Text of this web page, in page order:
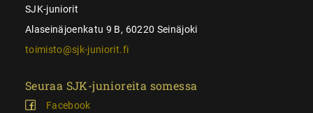
SJK-juniorit
Alaseinäjoenkatu 9 B, 60220 Seinäjoki
toimisto@sjk-juniorit.fi
Seuraa SJK-junioreita somessa
Facebook